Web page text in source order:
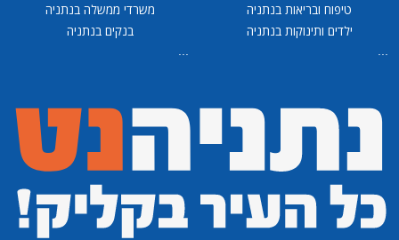
טיפוח ובריאות בנתניה
ילדים ותינוקות בנתניה
...
משרדי ממשלה בנתניה
בנקים בנתניה
...